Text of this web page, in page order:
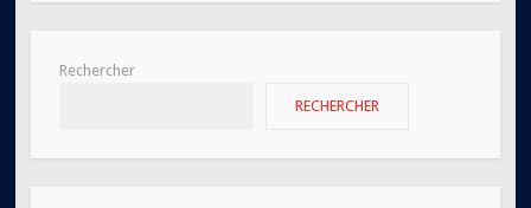
Rechercher
RECHERCHER